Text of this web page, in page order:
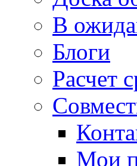
В
Блоги
Расчет
Мои